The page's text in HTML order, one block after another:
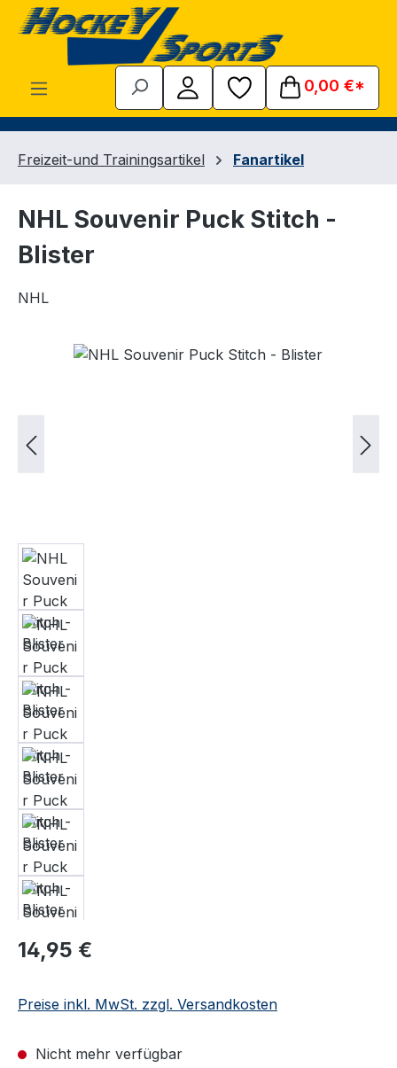
Zum Hauptinhalt springen
0,00 €*
Freizeit-und Trainingsartikel Fanartikel
NHL Souvenir Puck Stitch -
Blister
NHL
Bildergalerie überspringen
Regulärer Preis:
14,95 €
Preise inkl. MwSt. zzgl. Versandkosten
Nicht mehr verfügbar